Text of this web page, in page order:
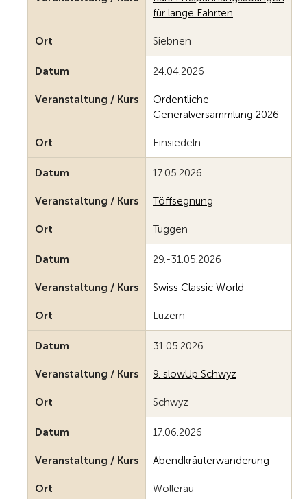
für lange Fahrten
Ort Siebnen
Datum 24.04.2026
Veranstaltung / Kurs
Ordentliche
Generalversammlung 2026
Ort Einsiedeln
Datum 17.05.2026
Veranstaltung / Kurs Töffsegnung
Ort Tuggen
Datum 29.-31.05.2026
Veranstaltung / Kurs Swiss Classic World
Ort Luzern
Datum 31.05.2026
Veranstaltung / Kurs 9. slowUp Schwyz
Ort Schwyz
Datum 17.06.2026
Veranstaltung / Kurs Abendkräuterwanderung
Ort Wollerau